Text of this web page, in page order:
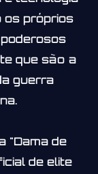
os próprios
que são a
guerra
"Dama de
de elite